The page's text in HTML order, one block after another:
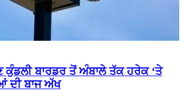
ਕੁੰਡਲੀ ਬਾਰਡਰ ਤੋਂ ਅੰਬਾਲੇ ਤੱਕ ਹਰੇਕ ‘ਤੇ
ਦੀ ਬਾਜ ਅੱਖ